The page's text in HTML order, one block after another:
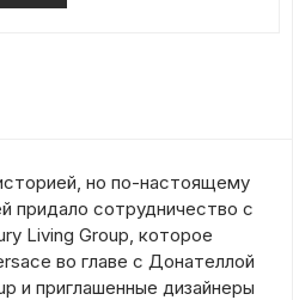
но по-настоящему
придало сотрудничество с
Living Group, которое
во главе с Донателлой
и приглашенные дизайнеры